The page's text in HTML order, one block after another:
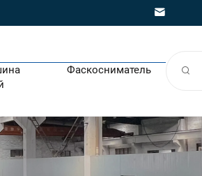
Фаскосниматель